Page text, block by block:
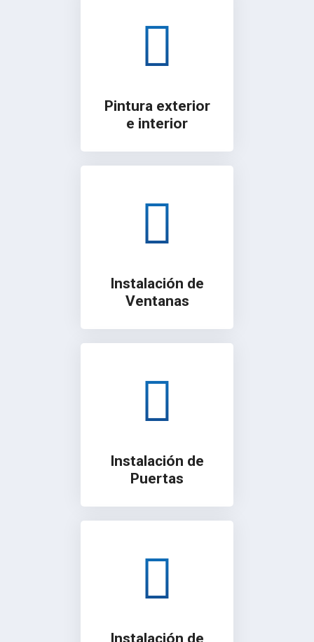
Pintura exterior
e interior
Instalación de
Ventanas
Instalación de
Puertas
Instalación de